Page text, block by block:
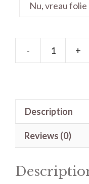
- +
Description
Reviews (0)